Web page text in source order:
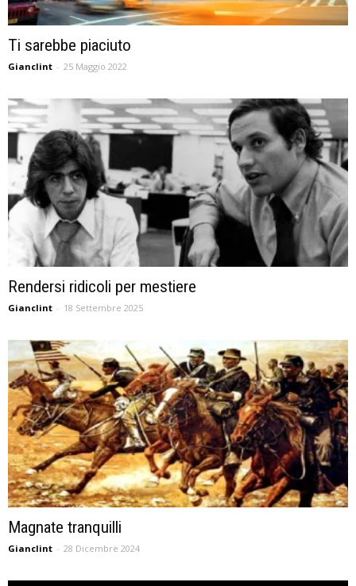
Ti sarebbe piaciuto
Gianclint - 25 Maggio 2022
Rendersi ridicoli per mestiere
Gianclint - 18 Settembre 2025
Magnate tranquilli
Gianclint - 28 Dicembre 2024